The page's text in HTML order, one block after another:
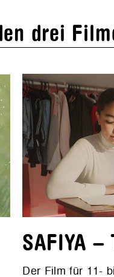
drei
SAFIYA –
Der Film für 11-